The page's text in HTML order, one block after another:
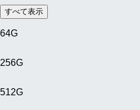
すべて表示
64G
256G
512G